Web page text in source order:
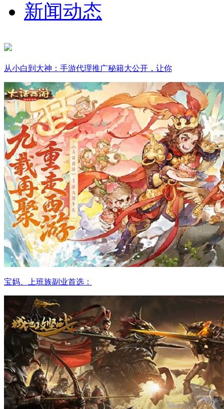
新闻动态
从小白到大神：手游代理推广秘籍大公开，让你
宝妈、上班族副业首选：